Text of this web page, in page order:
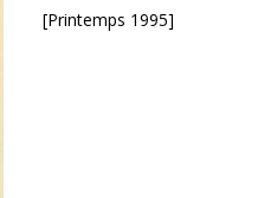
[Printemps 1995]